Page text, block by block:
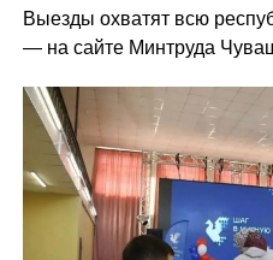
Выезды охватят всю
— на сайте Минтруда